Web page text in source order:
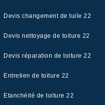
Devis changement de tuile 22
Devis nettoyage de toiture 22
Devis réparation de toiture 22
Entretien de toiture 22
Etanchéité de toiture 22